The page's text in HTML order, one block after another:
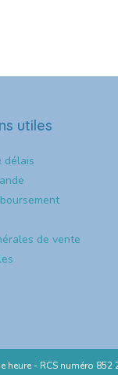
utiles
délais
de vente
heure - RCS numéro 852